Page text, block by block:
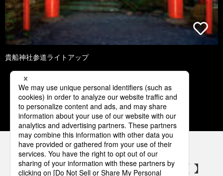
貴船神社参道ライトアップ
1 2 3 4 5
パナソニックの電気設備 SNSアカウント